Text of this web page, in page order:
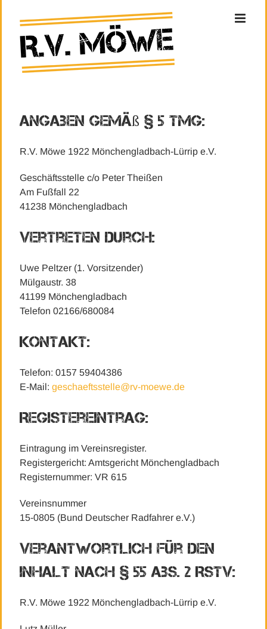
Inhalt
springen
Angaben gemäß § 5 TMG:
R.V. Möwe 1922 Mönchengladbach-Lürrip e.V.
Geschäftsstelle c/o Peter Theißen
Am Fußfall 22
41238 Mönchengladbach
Vertreten durch:
Uwe Peltzer (1. Vorsitzender)
Mülgaustr. 38
41199 Mönchengladbach
Telefon 02166/680084
Kontakt:
Telefon: ‭0157 59404386‬
E-Mail: geschaeftsstelle@rv-moewe.de
Registereintrag:
Eintragung im Vereinsregister.
Registergericht: Amtsgericht Mönchengladbach
Registernummer: VR 615
Vereinsnummer
15-0805 (Bund Deutscher Radfahrer e.V.)
Verantwortlich für den
Inhalt nach § 55 Abs. 2 RStV:
R.V. Möwe 1922 Mönchengladbach-Lürrip e.V.